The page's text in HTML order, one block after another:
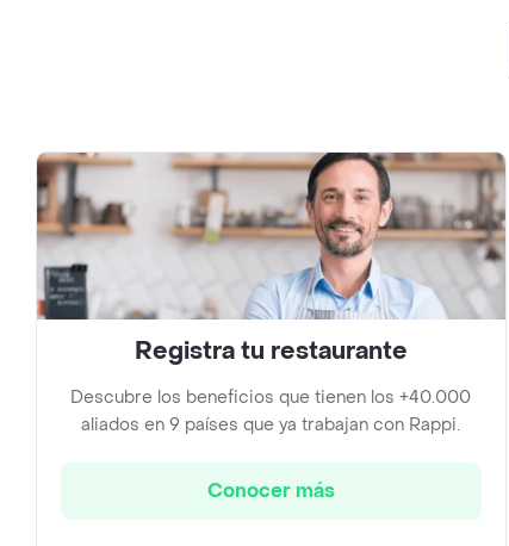
Registra tu restaurante
Descubre los beneficios que tienen los +40.000
aliados en 9 países que ya trabajan con Rappi.
Conocer más